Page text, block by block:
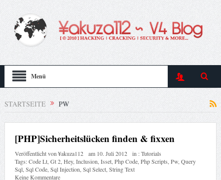
Menü
STARTSEITE PW
[PHP]Sicherheitslücken finden & fixxen
Veröffentlicht von¥akuza112 am 10. Juli 2012 in :Tutorials
Tags:Code Lt, Gt 2, Hey, Inclusion Isset, Php Code, Php Scripts Pw, Query
Sql, Sql Code, Sql Injection Sql Select, String Text
Keine Kommentare